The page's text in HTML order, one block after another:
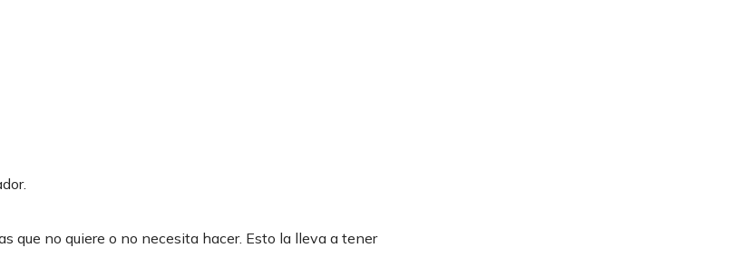
que no quiere o no necesita hacer. Esto la lleva a tener